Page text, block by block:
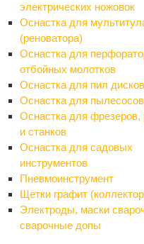
электрических ножовок
Оснастка для
(реноватора)
Оснастка для
отбойных молотков
Оснастка для пил
Оснастка для пылесосов
Оснастка для фрезеров,
и станков
Оснастка для садовых
инструментов
Пневмоинструмент
Щетки графит
Электроды, маски
сварочные допы
Алюминиевые листы и
Листы алюминиевые
Профили алюминиевые
Арматура, проволока, трубы
Назад
Арматура, проволока, трубы
Арматура
Полосы стальные
Трубы стальные
Уголки стальные
Водоотвод